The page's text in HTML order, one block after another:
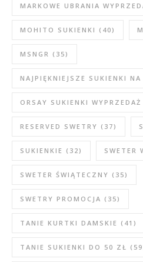
MARKOWE UBRANIA
MOHITO SUKIENKI (40)
MSNGR (35)
NAJPIĘKNIEJSZE SUKIENKI NA
ORSAY SUKIENKI WYPRZEDAŻ
RESERVED SWETRY (37)
SUKIENKIE (32) SWETER
SWETER ŚWIĄTECZNY (35)
SWETRY PROMOCJA (35)
TANIE KURTKI DAMSKIE (41)
TANIE SUKIENKI DO 50 ZŁ